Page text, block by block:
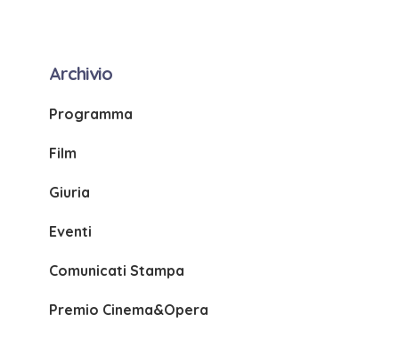
Archivio
Programma
Film
Giuria
Eventi
Comunicati Stampa
Premio Cinema&Opera